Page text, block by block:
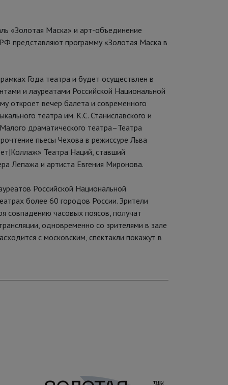
«Золотая Маска» и арт-объединение
представляют программу «Золотая Маска в
Года театра и будет осуществлен в
и лауреатами Российской Национальной
откроет вечер балета и современного
театра им. К.С. Станиславского и
драматического театра–Театра
пьесы Чехова в режиссуре Льва
Театра Наций, ставший
Лепажа и артиста Евгения Миронова.
Российской Национальной
более 60 городов России. Зрители
совпадению часовых поясов, получат
одновременно со зрителями в зале
с московским, спектакли покажут в